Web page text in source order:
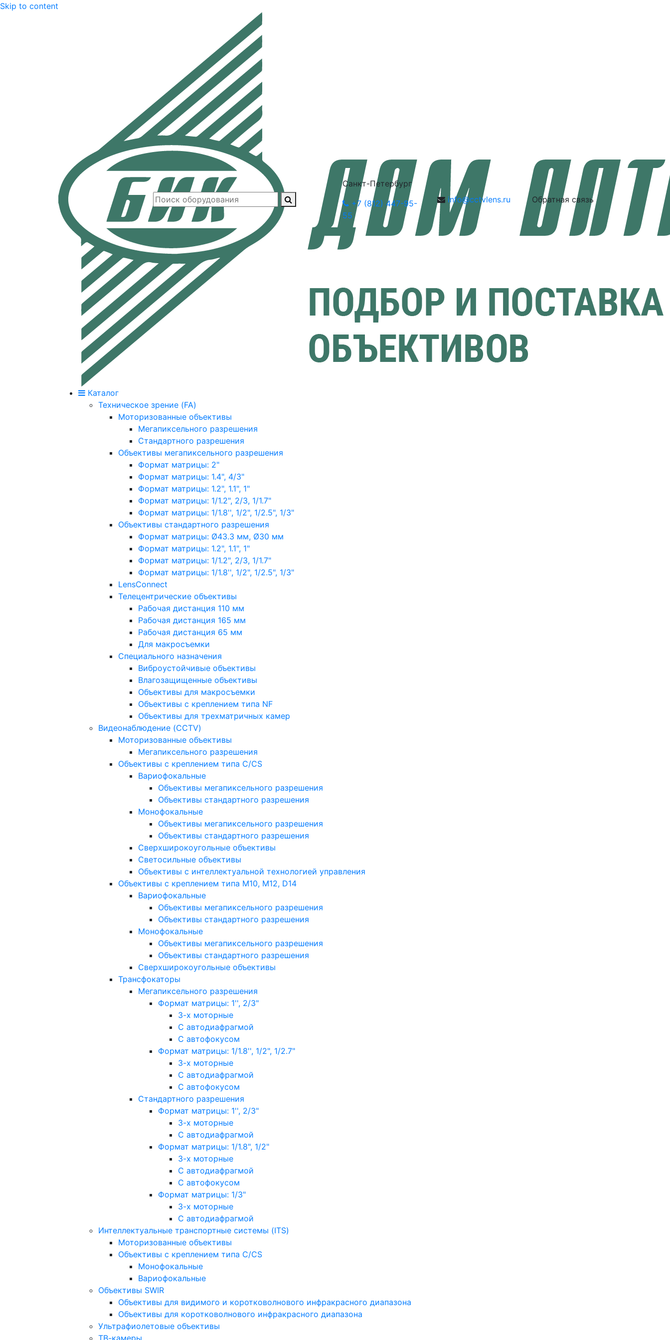
Skip to content
Санкт-Петербург
+7 (812) 447-95-
55
info@cctvlens.ru Обратная связь
Каталог
Техническое зрение (FA)
Моторизованные объективы
Мегапиксельного разрешения
Стандартного разрешения
Объективы мегапиксельного разрешения
Формат матрицы: 2"
Формат матрицы: 1.4", 4/3"
Формат матрицы: 1.2", 1.1", 1"
Формат матрицы: 1/1.2", 2/3, 1/1.7"
Формат матрицы: 1/1.8'', 1/2", 1/2.5", 1/3"
Объективы стандартного разрешения
Формат матрицы: Ø43.3 мм, Ø30 мм
Формат матрицы: 1.2", 1.1", 1"
Формат матрицы: 1/1.2", 2/3, 1/1.7"
Формат матрицы: 1/1.8'', 1/2", 1/2.5", 1/3"
LensConnect
Телецентрические объективы
Рабочая дистанция 110 мм
Рабочая дистанция 165 мм
Рабочая дистанция 65 мм
Для макросъемки
Специального назначения
Виброустойчивые объективы
Влагозащищенные объективы
Объективы для макросъемки
Объективы с креплением типа NF
Объективы для трехматричных камер
Видеонаблюдение (CCTV)
Моторизованные объективы
Мегапиксельного разрешения
Объективы с креплением типа C/CS
Вариофокальные
Объективы мегапиксельного разрешения
Объективы стандартного разрешения
Монофокальные
Объективы мегапиксельного разрешения
Объективы стандартного разрешения
Сверхширокоугольные объективы
Светосильные объективы
Объективы с интеллектуальной технологией управления
Объективы с креплением типа M10, M12, D14
Вариофокальные
Объективы мегапиксельного разрешения
Объективы стандартного разрешения
Монофокальные
Объективы мегапиксельного разрешения
Объективы стандартного разрешения
Сверхширокоугольные объективы
Трансфокаторы
Мегапиксельного разрешения
Формат матрицы: 1'', 2/3"
3-х моторные
С автодиафрагмой
С автофокусом
Формат матрицы: 1/1.8'', 1/2", 1/2.7"
3-х моторные
С автодиафрагмой
С автофокусом
Стандартного разрешения
Формат матрицы: 1'', 2/3"
3-х моторные
С автодиафрагмой
Формат матрицы: 1/1.8", 1/2"
3-х моторные
С автодиафрагмой
С автофокусом
Формат матрицы: 1/3"
3-х моторные
С автодиафрагмой
Интеллектуальные транспортные системы (ITS)
Моторизованные объективы
Объективы с креплением типа C/CS
Монофокальные
Вариофокальные
Объективы SWIR
Объективы для видимого и коротковолнового инфракрасного диапазона
Объективы для коротковолнового инфракрасного диапазона
Ультрафиолетовые объективы
ТВ-камеры